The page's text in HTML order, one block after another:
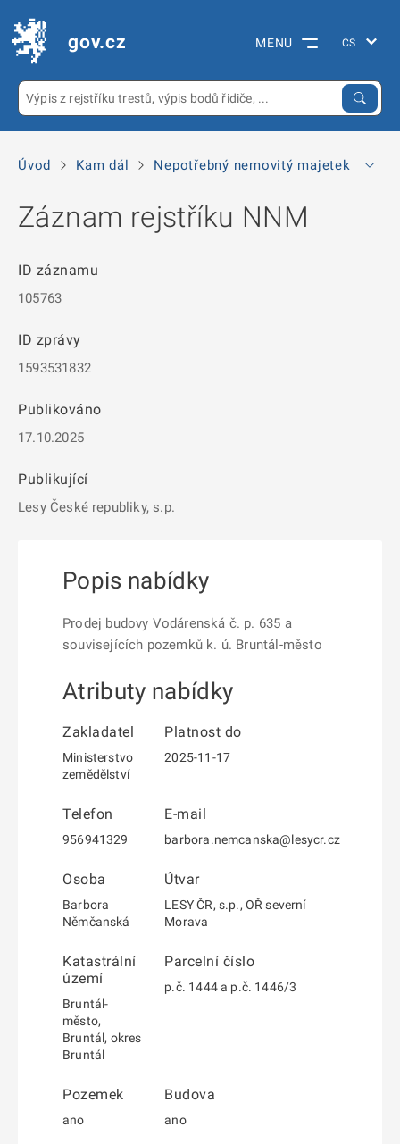
gov.cz MENU
Úvod Kam dál Nepotřebný nemovitý majetek
Záznam rejstříku NNM
ID záznamu
105763
ID zprávy
1593531832
Publikováno
17.10.2025
Publikující
Lesy České republiky, s.p.
Popis nabídky
Prodej budovy Vodárenská č. p. 635 a
souvisejících pozemků k. ú. Bruntál-město
Atributy nabídky
Zakladatel
Ministerstvo
zemědělství
Platnost do
2025-11-17
Telefon
956941329
E-mail
barbora.nemcanska@lesycr.cz
Osoba
Barbora
Němčanská
Útvar
LESY ČR, s.p., OŘ severní
Morava
Katastrální
území
Bruntál-
město,
Bruntál, okres
Bruntál
Parcelní číslo
p.č. 1444 a p.č. 1446/3
Pozemek
ano
Budova
ano